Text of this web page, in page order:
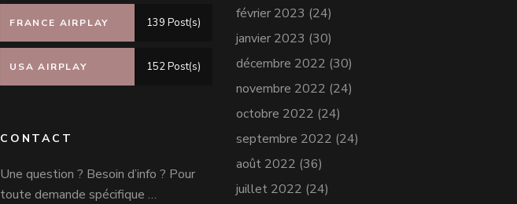
FRANCE AIRPLAY 139 Post(s)
USA AIRPLAY 152 Post(s)
CONTACT
Une question ? Besoin d’info ? Pour
toute demande spécifique …
février 2023 (24)
janvier 2023 (30)
décembre 2022 (30)
novembre 2022 (24)
octobre 2022 (24)
septembre 2022 (24)
août 2022 (36)
juillet 2022 (24)